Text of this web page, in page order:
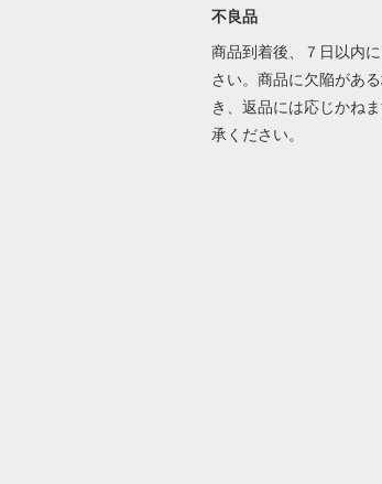
不良品
商品到着後、７日以内
さい。商品に欠陥があ
き、返品には応じかね
承ください。